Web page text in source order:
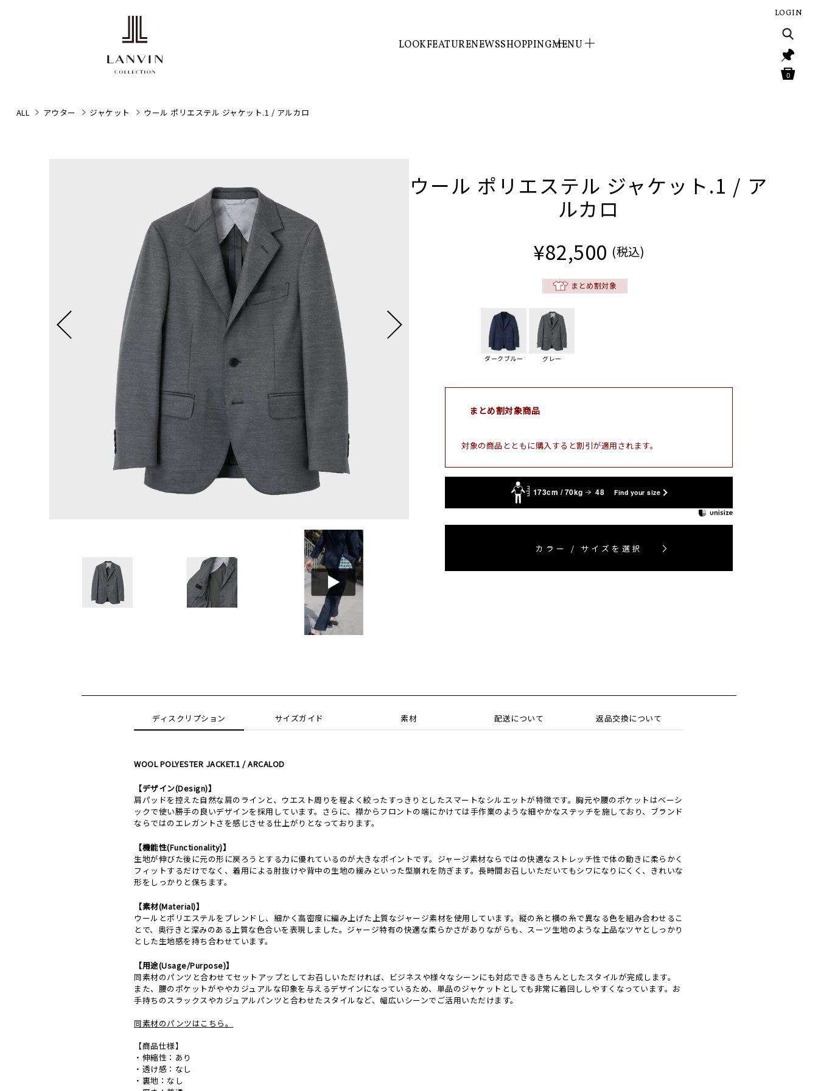
LOOKFEATURENEWSSHOPPINGMENU
LOGIN
0
ALL アウター ジャケット ウール ポリエステル ジャケット.1 / アルカロ
ウール ポリエステル ジャケット.1 / ア
ルカロ
¥82,500 (税込)
まとめ割対象
ダークブルー グレー
まとめ割対象商品
対象の商品とともに購入すると割引が適用されます。
173cm / 70kg 48 Find your size
カラー / サイズを選択
ディスクリプション サイズガイド 素材 配送について 返品交換について
WOOL POLYESTER JACKET.1 / ARCALOD
【デザイン(Design)】
肩パッドを控えた自然な肩のラインと、ウエスト周りを程よく絞ったすっきりとしたスマートなシルエットが特徴です。胸元や腰のポケットはベーシ
ックで使い勝手の良いデザインを採用しています。さらに、襟からフロントの端にかけては手作業のような細やかなステッチを施しており、ブランド
ならではのエレガントさを感じさせる仕上がりとなっております。
【機能性(Functionality)】
生地が伸びた後に元の形に戻ろうとする力に優れているのが大きなポイントです。ジャージ素材ならではの快適なストレッチ性で体の動きに柔らかく
フィットするだけでなく、着用による肘抜けや背中の生地の緩みといった型崩れを防ぎます。長時間お召しいただいてもシワになりにくく、きれいな
形をしっかりと保ちます。
【素材(Material)】
ウールとポリエステルをブレンドし、細かく高密度に編み上げた上質なジャージ素材を使用しています。縦の糸と横の糸で異なる色を組み合わせるこ
とで、奥行きと深みのある上質な色合いを表現しました。ジャージ特有の快適な柔らかさがありながらも、スーツ生地のような上品なツヤとしっかり
とした生地感を持ち合わせています。
【用途(Usage/Purpose)】
同素材のパンツと合わせてセットアップとしてお召しいただければ、ビジネスや様々なシーンにも対応できるきちんとしたスタイルが完成します。
また、腰のポケットがややカジュアルな印象を与えるデザインになっているため、単品のジャケットとしても非常に着回ししやすくなっています。お
手持ちのスラックスやカジュアルパンツと合わせたスタイルなど、幅広いシーンでご活用いただけます。
同素材のパンツはこちら。
【商品仕様】
・伸縮性：あり
・透け感：なし
・裏地：なし